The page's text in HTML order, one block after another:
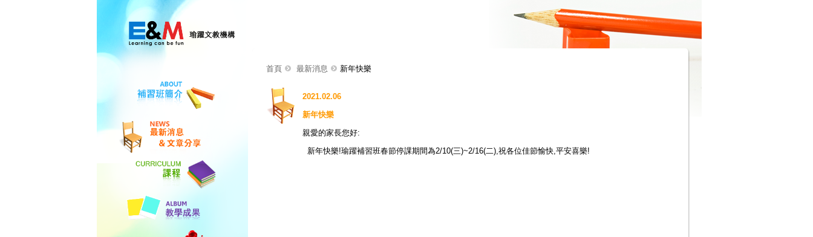
首頁 最新消息 新年快樂
2021.02.06
新年快樂
親愛的家長您好:
新年快樂!瑜躍補習班春節停課期間為2/10(三)~2/16(二),祝各位佳節愉快,平安喜樂!